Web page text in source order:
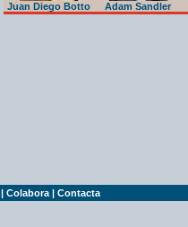
Juan Diego Botto Adam Sandler
| Colabora | Contacta